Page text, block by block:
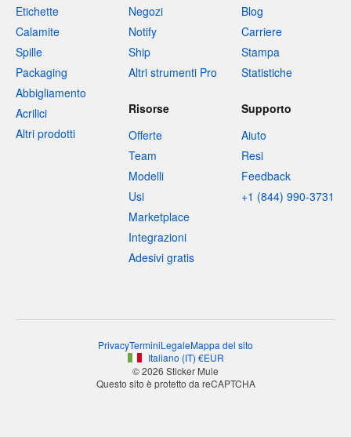
Etichette
Calamite
Spille
Packaging
Abbigliamento
Acrilici
Altri prodotti
Negozi
Notify
Ship
Altri strumenti Pro
Blog
Carriere
Stampa
Statistiche
Risorse
Offerte
Team
Modelli
Usi
Marketplace
Integrazioni
Adesivi gratis
Supporto
Aiuto
Resi
Feedback
+1 (844) 990-3731
PrivacyTerminiLegaleMappa del sito
Italiano (IT) €EUR
© 2026 Sticker Mule
Questo sito è protetto da reCAPTCHA